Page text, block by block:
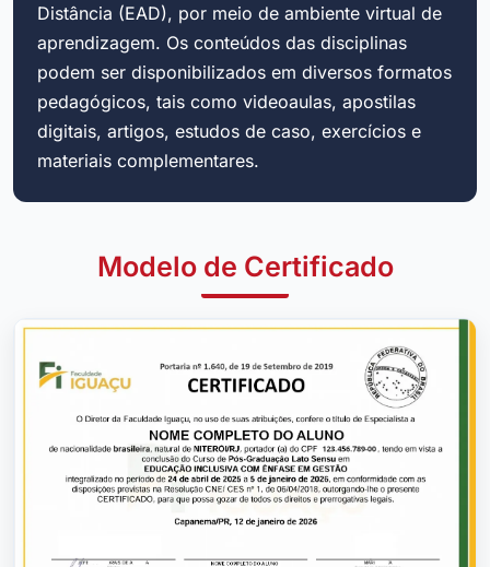
Distância (EAD), por meio de ambiente virtual de
aprendizagem. Os conteúdos das disciplinas
podem ser disponibilizados em diversos formatos
pedagógicos, tais como videoaulas, apostilas
digitais, artigos, estudos de caso, exercícios e
materiais complementares.
Modelo de Certificado